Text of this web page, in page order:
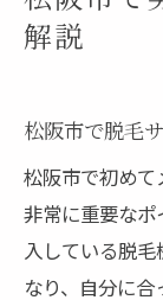
解説
松阪市で脱毛
松阪市で初め
非常に重要な
入している脱
なり、自分に